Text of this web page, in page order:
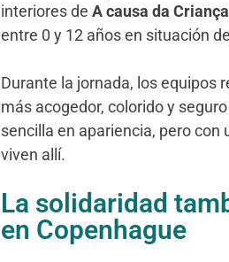
interiores de A causa da Criança
entre 0 y 12 años en situación
Durante la jornada, los equipos
más acogedor, colorido y
sencilla en apariencia, pero
viven allí.
La solidaridad
en Copenhague